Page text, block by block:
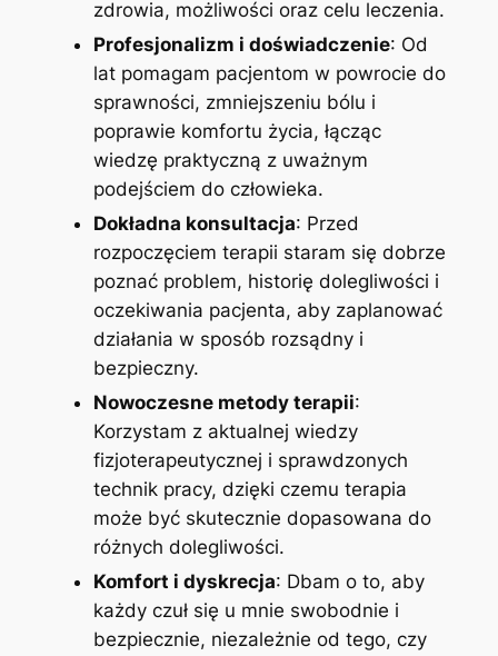
zdrowia, możliwości oraz celu leczenia.
Profesjonalizm i doświadczenie: Od
lat pomagam pacjentom w powrocie do
sprawności, zmniejszeniu bólu i
poprawie komfortu życia, łącząc
wiedzę praktyczną z uważnym
podejściem do człowieka.
Dokładna konsultacja: Przed
rozpoczęciem terapii staram się dobrze
poznać problem, historię dolegliwości i
oczekiwania pacjenta, aby zaplanować
działania w sposób rozsądny i
bezpieczny.
Nowoczesne metody terapii:
Korzystam z aktualnej wiedzy
fizjoterapeutycznej i sprawdzonych
technik pracy, dzięki czemu terapia
może być skutecznie dopasowana do
różnych dolegliwości.
Komfort i dyskrecja: Dbam o to, aby
każdy czuł się u mnie swobodnie i
bezpiecznie, niezależnie od tego, czy